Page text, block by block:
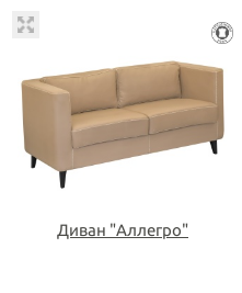
Диван "Аллегро"